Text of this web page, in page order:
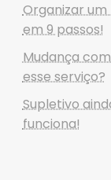
Organizar
em 9 passos!
Mudança
esse serviço?
Supletivo
funciona!